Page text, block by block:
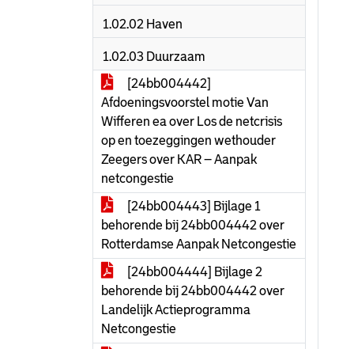
1.02.02 Haven
1.02.03 Duurzaam
[24bb004442]
Afdoeningsvoorstel motie Van
Wifferen ea over Los de netcrisis
op en toezeggingen wethouder
Zeegers over KAR – Aanpak
netcongestie
[24bb004443] Bijlage 1
behorende bij 24bb004442 over
Rotterdamse Aanpak Netcongestie
[24bb004444] Bijlage 2
behorende bij 24bb004442 over
Landelijk Actieprogramma
Netcongestie